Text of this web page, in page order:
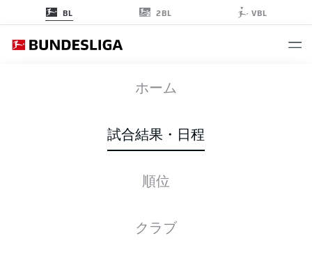
BL 2BL VBL
ホーム
試合結果・日程
順位
クラブ
B04 HSV
スターティングメンバー